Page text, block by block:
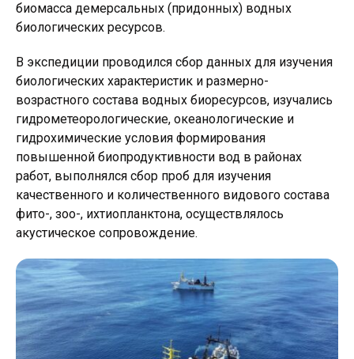
биомасса демерсальных (придонных) водных
биологических ресурсов.
В экспедиции проводился сбор данных для изучения
биологических характеристик и размерно-
возрастного состава водных биоресурсов, изучались
гидрометеорологические, океанологические и
гидрохимические условия формирования
повышенной биопродуктивности вод в районах
работ, выполнялся сбор проб для изучения
качественного и количественного видового состава
фито-, зоо-, ихтиопланктона, осуществлялось
акустическое сопровождение.